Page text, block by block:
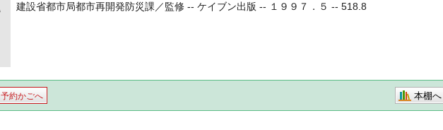
建設省都市局都市再開発防災課／監修 -- ケイブン出版 -- １９９７．５ -- 518.8
予約かごへ 本棚へ